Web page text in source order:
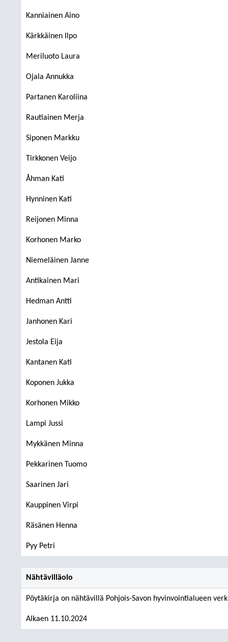
Kanniainen Aino
Kärkkäinen Ilpo
Meriluoto Laura
Ojala Annukka
Partanen Karoliina
Rautiainen Merja
Siponen Markku
Tirkkonen Veijo
Åhman Kati
Hynninen Kati
Reijonen Minna
Korhonen Marko
Niemeläinen Janne
Antikainen Mari
Hedman Antti
Janhonen Kari
Jestola Eija
Kantanen Kati
Koponen Jukka
Korhonen Mikko
Lampi Jussi
Mykkänen Minna
Pekkarinen Tuomo
Saarinen Jari
Kauppinen Virpi
Räsänen Henna
Pyy Petri
Nähtävilläolo
Pöytäkirja on nähtävillä Pohjois-Savon hyvinvointialueen
Alkaen 11.10.2024